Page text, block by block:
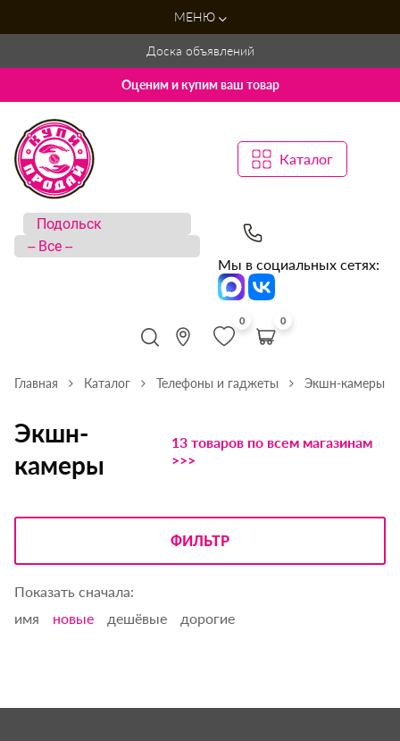
МЕНЮ
Доска объявлений
Оценим и купим ваш товар
Каталог
Мы в социальных сетях:
0 0
Главная Каталог Телефоны и гаджеты Экшн-камеры
Экшн-
камеры
13 товаров по всем магазинам
>>>
ФИЛЬТР
Показать сначала:
имя
новые дешёвые дорогие